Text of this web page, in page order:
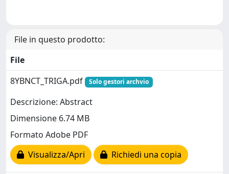
File in questo prodotto:
File
8YBNCT_TRIGA.pdf
Solo gestori archvio
Descrizione: Abstract
Dimensione 6.74 MB
Formato Adobe PDF
Visualizza/Apri
Richiedi una copia